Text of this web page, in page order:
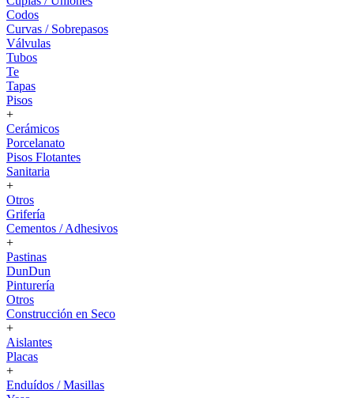
Codos
Curvas / Sobrepasos
Válvulas
Tubos
Te
Tapas
Pisos
+
Cerámicos
Porcelanato
Pisos Flotantes
Sanitaria
+
Otros
Grifería
Cementos / Adhesivos
+
Pastinas
DunDun
Pinturería
Otros
Construcción en Seco
+
Aislantes
Placas
+
Enduídos / Masillas